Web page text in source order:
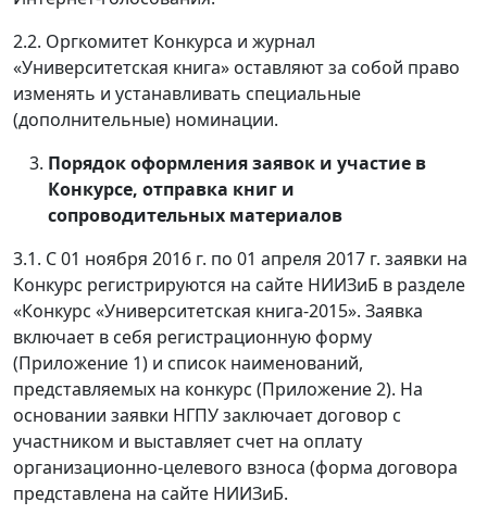
2.2. Оргкомитет Конкурса и журнал
«Университетская книга» оставляют за собой право
изменять и устанавливать специальные
(дополнительные) номинации.
Порядок оформления заявок и участие в
Конкурсе, отправка книг и
сопроводительных материалов
3.1. С 01 ноября 2016 г. по 01 апреля 2017 г. заявки на
Конкурс регистрируются на сайте НИИЗиБ в разделе
«Конкурс «Университетская книга-2015». Заявка
включает в себя регистрационную форму
(Приложение 1) и список наименований,
представляемых на конкурс (Приложение 2). На
основании заявки НГПУ заключает договор с
участником и выставляет счет на оплату
организационно-целевого взноса (форма договора
представлена на сайте НИИЗиБ.